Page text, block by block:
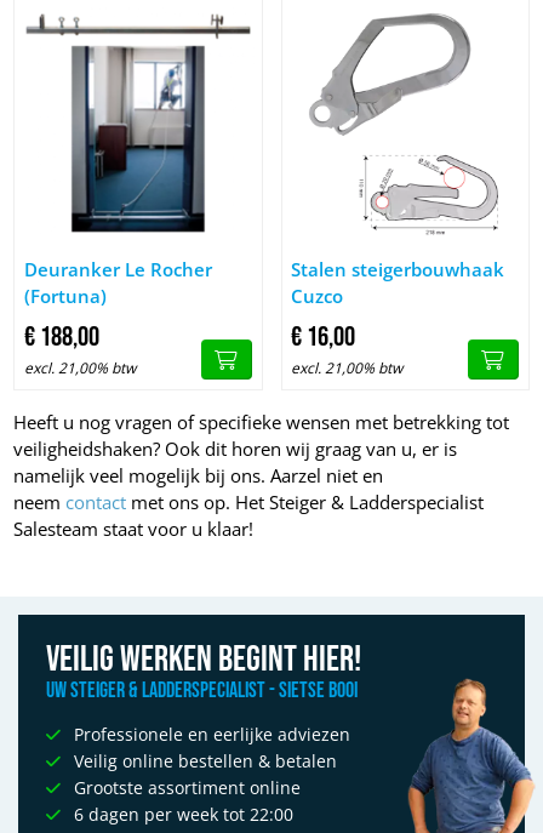
Image Deuranker Le Rocher (Fortuna)
Deuranker Le Rocher
(Fortuna)
€188,00
excl. 21,00% btw
Image Stalen steigerbouwhaak
Stalen steigerbouwhaak
Cuzco
€16,00
excl. 21,00% btw
Heeft u nog vragen of specifieke wensen met betrekking tot
veiligheidshaken? Ook dit horen wij graag van u, er is
namelijk veel mogelijk bij ons. Aarzel niet en
neemcontact met ons op. Het Steiger & Ladderspecialist
Salesteam staat voor u klaar!
Veilig werken begint hier!
Uw Steiger & Ladderspecialist - Sietse Booi
Professionele en eerlijke adviezen
Veilig online bestellen & betalen
Grootste assortiment online
6 dagen per week tot 22:00